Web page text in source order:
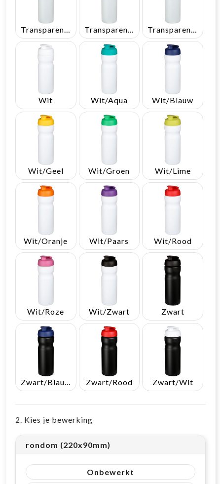
Transparent/Rood Transparent/Wit Transparent/Zwart
Wit Wit/Aqua Wit/Blauw
Wit/Geel Wit/Groen Wit/Lime
Wit/Oranje Wit/Paars Wit/Rood
Wit/Roze Wit/Zwart Zwart
Zwart/Rood Zwart/Wit
2. Kies je bewerking
rondom (220x90mm)
Onbewerkt